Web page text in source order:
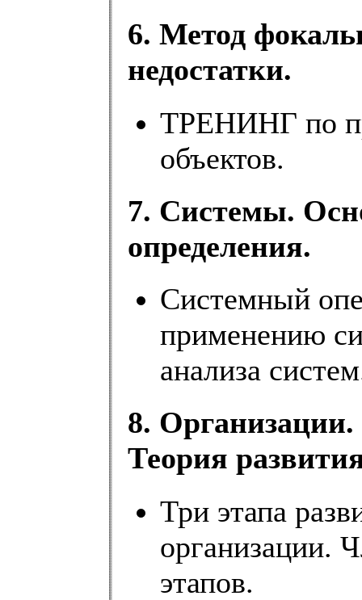
6. Метод
недостатки.
ТРЕНИНГ по
объектов.
7. Системы.
определения.
Системный
применению
анализа
8.
Теория
Три этапа
организации.
этапов.